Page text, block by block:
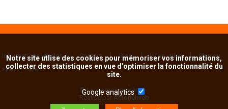
Informations légales Contact Blog Infos utiles
Plan du
site
Lien
© La vie moins chère
Réalisé par Actorielweb
Notre site utlise des cookies pour mémoriser vos informations,
collecter des statistiques en vue d’optimiser la fonctionnalité du
site.
Google analytics